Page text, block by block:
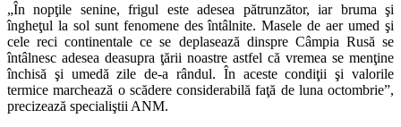
„În nopţile senine, frigul este adesea pătrunzător, iar bruma şi
îngheţul la sol sunt fenomene des întâlnite. Masele de aer umed şi
cele reci continentale ce se deplasează dinspre Câmpia Rusă se
întâlnesc adesea deasupra ţării noastre astfel că vremea se menţine
închisă şi umedă zile de-a rândul. În aceste condiţii şi valorile
termice marchează o scădere considerabilă faţă de luna octombrie”,
precizează specialiştii ANM.